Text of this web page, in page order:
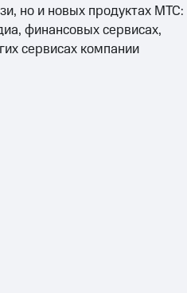
но и новых продуктах МТС:
финансовых сервисах,
сервисах компании